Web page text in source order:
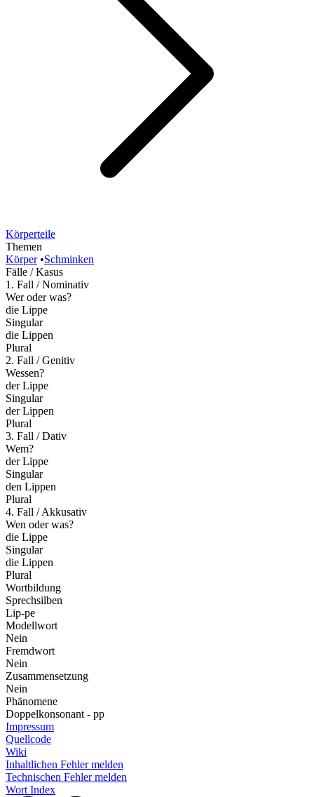
Körperteile
Themen
Körper •Schminken
Fälle / Kasus
1. Fall / Nominativ
Wer oder was?
die Lippe
Singular
die Lippen
Plural
2. Fall / Genitiv
Wessen?
der Lippe
Singular
der Lippen
Plural
3. Fall / Dativ
Wem?
der Lippe
Singular
den Lippen
Plural
4. Fall / Akkusativ
Wen oder was?
die Lippe
Singular
die Lippen
Plural
Wortbildung
Sprechsilben
Lip-pe
Modellwort
Nein
Fremdwort
Nein
Zusammensetzung
Nein
Phänomene
Doppelkonsonant - pp
Impressum
Quellcode
Wiki
Inhaltlichen Fehler melden
Technischen Fehler melden
Wort Index